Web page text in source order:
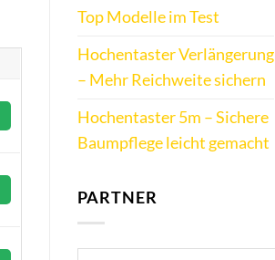
Top Modelle im Test
Hochentaster Verlängerung
– Mehr Reichweite sichern
Hochentaster 5m – Sichere
Baumpflege leicht gemacht
PARTNER